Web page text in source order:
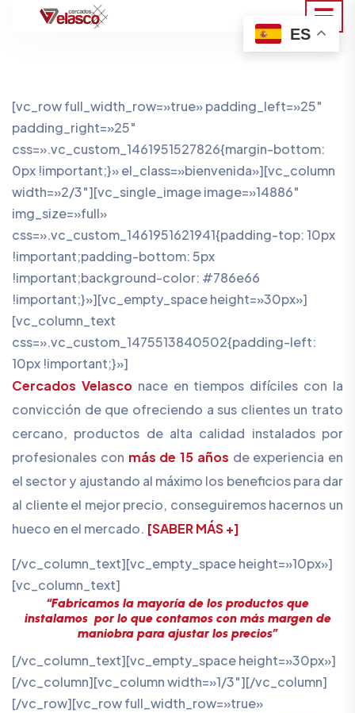
[vc_row full_width_row=»true» padding_left=»25″
padding_right=»25″
css=».vc_custom_1461951527826{margin-bottom:
0px !important;}» el_class=»bienvenida»][vc_column
width=»2/3″][vc_single_image image=»14886″
img_size=»full»
css=».vc_custom_1461951621941{padding-top: 10px
!important;padding-bottom: 5px
!important;background-color: #786e66
!important;}»][vc_empty_space height=»30px»]
[vc_column_text
css=».vc_custom_1475513840502{padding-left:
10px !important;}»]
Cercados Velasconace en tiempos difíciles con la
convicción de que ofreciendo a sus clientes un trato
cercano, productos de alta calidad instalados por
profesionales con más de 15 años de experiencia en
el sector y ajustando al máximo los beneficios para dar
al cliente el mejor precio, conseguiremos hacernos un
hueco en el mercado. [SABER MÁS +]
[/vc_column_text][vc_empty_space height=»10px»]
[vc_column_text]
“Fabricamos la mayoría de los productos que
instalamos por lo que contamos con más margen de
maniobra para ajustar los precios”
[/vc_column_text][vc_empty_space height=»30px»]
[/vc_column][vc_column width=»1/3″][/vc_column]
[/vc_row][vc_row full_width_row=»true»
ES